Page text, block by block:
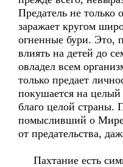
Предатель не только
заражает кругом
огненные бури. Это,
влиять на детей до
овладел всем
только предает
покушается на
благо целой страны.
помысливший о Мире
от предательства,
Пахтание есть